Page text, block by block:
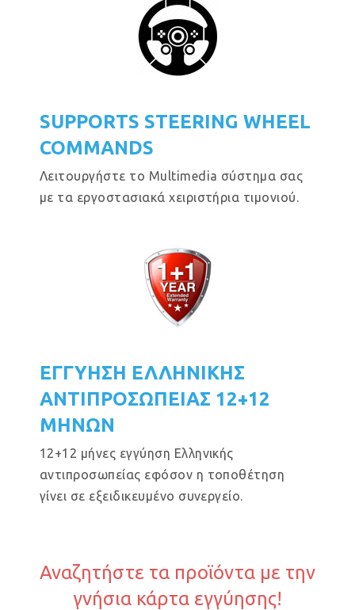
SUPPORTS STEERING WHEEL
COMMANDS
Λειτουργήστε το Multimedia σύστημα σας
με τα εργοστασιακά χειριστήρια τιμονιού.
ΕΓΓΥΗΣΗ ΕΛΛΗΝΙΚΗΣ
ΑΝΤΙΠΡΟΣΩΠΕΙΑΣ 12+12
ΜΗΝΩΝ
12+12 μήνες εγγύηση Ελληνικής
αντιπροσωπείας εφόσον η τοποθέτηση
γίνει σε εξειδικευμένο συνεργείο.
Αναζητήστε τα προϊόντα με την
γνήσια κάρτα εγγύησης!